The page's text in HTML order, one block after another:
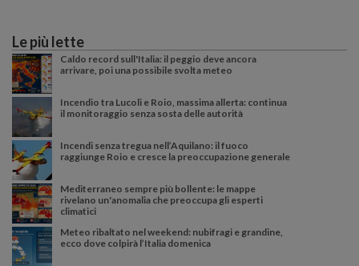
Le più lette
Caldo record sull'Italia: il peggio deve ancora
arrivare, poi una possibile svolta meteo
Incendio tra Lucoli e Roio, massima allerta: continua
il monitoraggio senza sosta delle autorità
Incendi senza tregua nell’Aquilano: il fuoco
raggiunge Roio e cresce la preoccupazione generale
Mediterraneo sempre più bollente: le mappe
rivelano un'anomalia che preoccupa gli esperti
climatici
Meteo ribaltato nel weekend: nubifragi e grandine,
ecco dove colpirà l’Italia domenica